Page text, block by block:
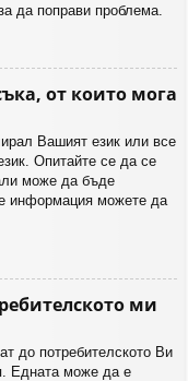
да поправи проблема.
от които мога
Вашият език или все
Опитайте се да се
може да бъде
информация можете да
ми
до потребителското Ви
Едната може да е